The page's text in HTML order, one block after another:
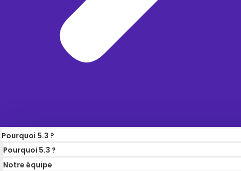
Pourquoi 5.3 ?
Pourquoi 5.3 ?
Notre équipe